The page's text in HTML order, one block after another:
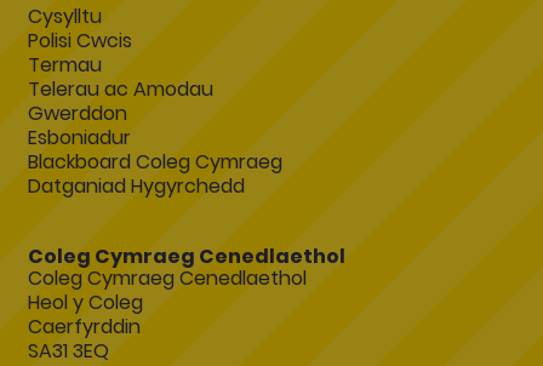
Cysylltu
Polisi Cwcis
Termau
Telerau ac Amodau
Gwerddon
Esboniadur
Blackboard Coleg Cymraeg
Datganiad Hygyrchedd
Coleg Cymraeg Cenedlaethol
Coleg Cymraeg Cenedlaethol
Heol y Coleg
Caerfyrddin
SA31 3EQ